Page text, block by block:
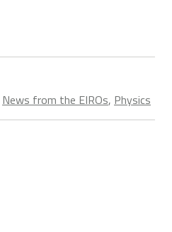
News from the EIROs, Physics